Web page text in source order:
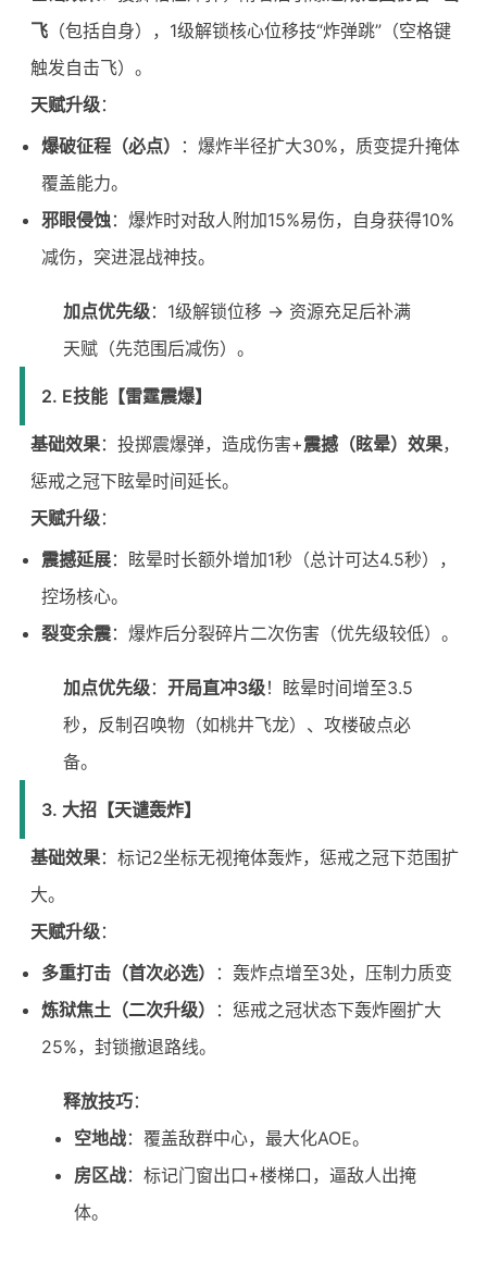
飞（包括自身），1级解锁核心位移技“炸弹跳”（空格键
触发自击飞）。
天赋升级：
爆破征程（必点）
：爆炸半径扩大30%，质变提升掩体
覆盖能力。
邪眼侵蚀：爆炸时对敌人附加15%易伤，自身获得10%
减伤，突进混战神技。
加点优先级：1级解锁位移 → 资源充足后补满
天赋（先范围后减伤）。
2. E技能【雷霆震爆】
基础效果：投掷震爆弹，造成伤害+震撼（眩晕）效果，
惩戒之冠下眩晕时间延长。
天赋升级：
震撼延展：眩晕时长额外增加1秒（总计可达4.5秒），
控场核心。
裂变余震：爆炸后分裂碎片二次伤害（优先级较低）。
加点优先级： 开局直冲3级！眩晕时间增至3.5
秒，反制召唤物（如桃井飞龙）、攻楼破点必
备。
3. 大招【天谴轰炸】
基础效果：标记2坐标无视掩体轰炸，惩戒之冠下范围扩
大。
天赋升级：
多重打击（首次必选）
：轰炸点增至3处，压制力质变
炼狱焦土（二次升级）
：惩戒之冠状态下轰炸圈扩大
25%，封锁撤退路线。
释放技巧：
空地战：覆盖敌群中心，最大化AOE。
房区战：标记门窗出口+楼梯口，逼敌人出掩
体。